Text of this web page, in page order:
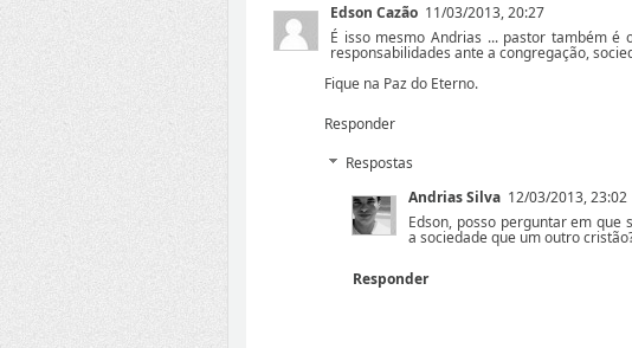
Edson Cazão 11/03/2013, 20:27
É isso mesmo Andrias ... pastor também
responsabilidades ante a congregação,
Fique na Paz do Eterno.
Responder
Respostas
Andrias Silva 12/03/2013, 23:02
Edson, posso perguntar em
a sociedade que um outro
Responder